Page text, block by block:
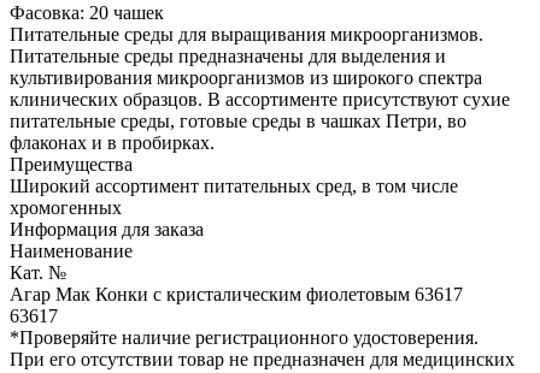
Фасовка: 20 чашек
Питательные среды для выращивания микроорганизмов.
Питательные среды предназначены для выделения и
культивирования микроорганизмов из широкого спектра
клинических образцов. В ассортименте присутствуют сухие
питательные среды, готовые среды в чашках Петри, во
флаконах и в пробирках.
Преимущества
Широкий ассортимент питательных сред, в том числе
хромогенных
Информация для заказа
Наименование
Кат. №
Агар Мак Конки с кристалическим фиолетовым 63617
63617
*Проверяйте наличие регистрационного удостоверения.
При его отсутствии товар не предназначен для медицинских